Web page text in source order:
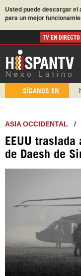
Usted puede descargar el
para un mejor
TV EN DIRECTO
SÍGANOS EN
ASIA OCCIDENTAL /
EEUU
de Daesh de